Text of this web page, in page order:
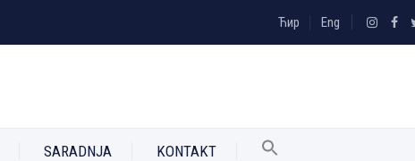
Ћир Eng
SARADNJA KONTAKT